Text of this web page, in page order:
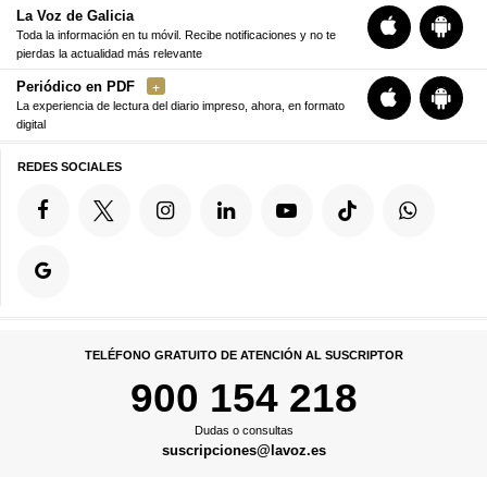
La Voz de Galicia
Toda la información en tu móvil. Recibe notificaciones y no te
pierdas la actualidad más relevante
Periódico en PDF
La experiencia de lectura del diario impreso, ahora, en formato
digital
REDES SOCIALES
TELÉFONO GRATUITO DE ATENCIÓN AL SUSCRIPTOR
900 154 218
Dudas o consultas
suscripciones@lavoz.es